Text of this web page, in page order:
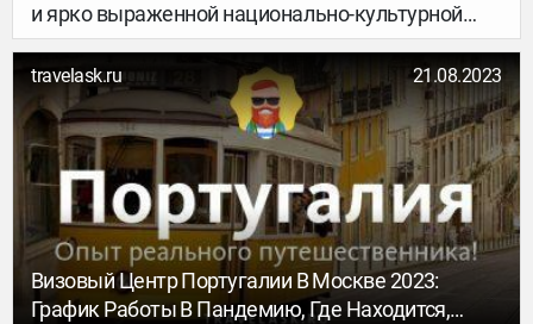
и ярко выраженной национально-культурной
специфике, Япония - место, которое следует
посетить хотя бы раз в жизни. Этот
восточноазиатский остров также является
родиной некоторых восхитительных на вкус и
свежеприготовленных блюд.
travelask.ru 21.08.2023
Визовый Центр Португалии В Москве 2023:
График Работы В Пандемию, Где Находится,